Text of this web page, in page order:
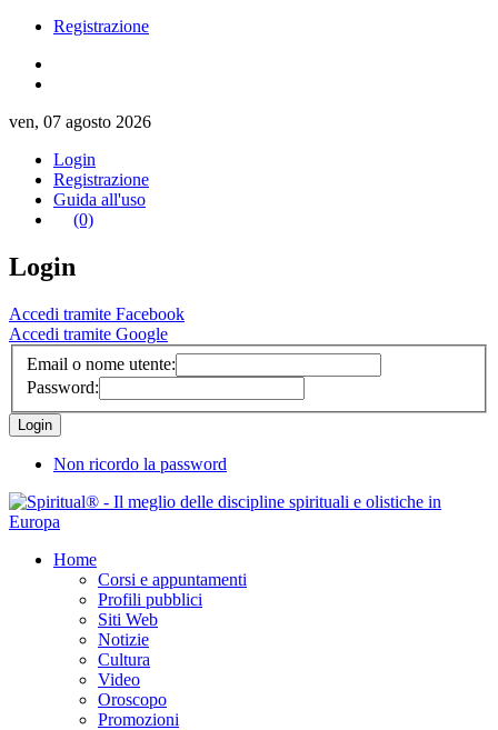
Registrazione
ven, 07 agosto 2026
Login
Registrazione
Guida all'uso
(0)
Login
Accedi tramite Facebook
Accedi tramite Google
Email o nome utente:
Password:
Non ricordo la password
Home
Corsi e appuntamenti
Profili pubblici
Siti Web
Notizie
Cultura
Video
Oroscopo
Promozioni